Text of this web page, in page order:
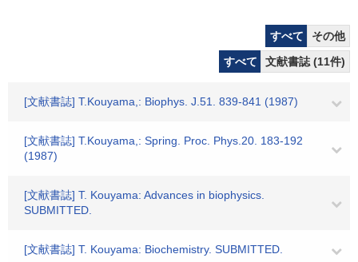
すべて
その他
すべて
文献書誌 (11件)
[文献書誌] T.Kouyama,: Biophys. J.51. 839-841 (1987)
[文献書誌] T.Kouyama,: Spring. Proc. Phys.20. 183-192
(1987)
[文献書誌] T. Kouyama: Advances in biophysics.
SUBMITTED.
[文献書誌] T. Kouyama: Biochemistry. SUBMITTED.